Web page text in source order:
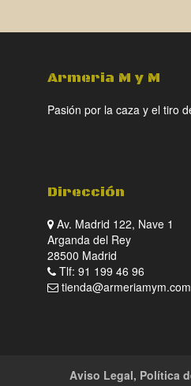
Armeria M y M
Pasión por la caza y el tiro
Dirección
Av. Madrid 122, Nave 1
Arganda del Rey
28500 Madrid
Tlf: 91 199 46 96
tienda@armeriamym.com
Aviso Legal, Política